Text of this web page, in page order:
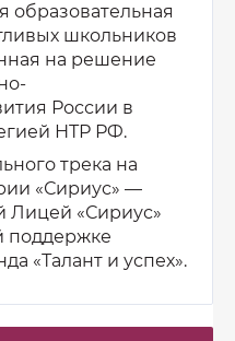
образовательная
школьников
на решение
России в
НТР РФ.
трека на
«Сириус» —
«Сириус»
поддержке
«Талант и успех».